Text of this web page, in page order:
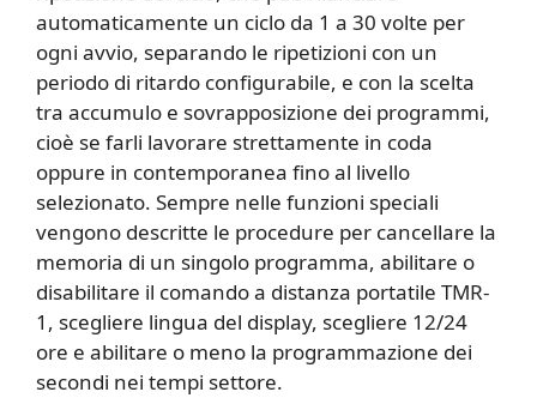
automaticamente un ciclo da 1 a 30 volte per
ogni avvio, separando le ripetizioni con un
periodo di ritardo configurabile, e con la scelta
tra accumulo e sovrapposizione dei programmi,
cioè se farli lavorare strettamente in coda
oppure in contemporanea fino al livello
selezionato. Sempre nelle funzioni speciali
vengono descritte le procedure per cancellare la
memoria di un singolo programma, abilitare o
disabilitare il comando a distanza portatile TMR-
1, scegliere lingua del display, scegliere 12/24
ore e abilitare o meno la programmazione dei
secondi nei tempi settore.